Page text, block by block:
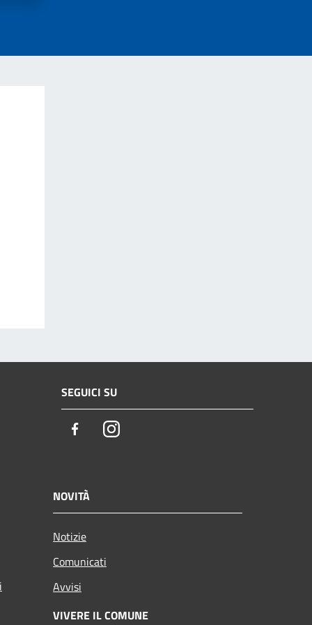
SEGUICI SU
FacebookInstagram
NOVITÀ
Notizie
Comunicati
Avvisi
VIVERE IL COMUNE